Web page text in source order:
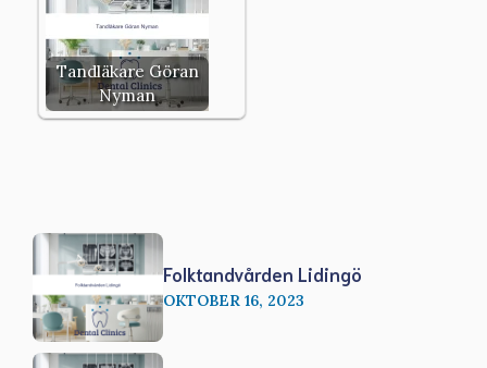
Tandläkare Göran
Nyman
Folktandvården Lidingö
OKTOBER 16, 2023